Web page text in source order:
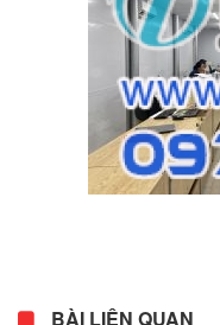
BÀI LIÊN QUAN